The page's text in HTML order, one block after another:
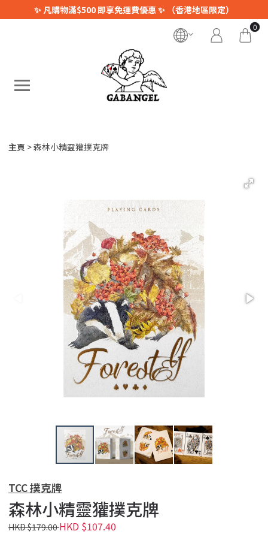
✨ 凡購物滿$500 即享免運費優惠 ✨ （香港地區限定）
0
主頁 森林小精靈獾撲克牌
TCC 撲克牌
森林小精靈獾撲克牌
HKD $179.00HKD $107.40